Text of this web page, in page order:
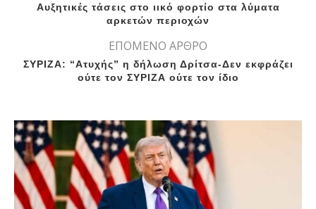
Aυξητικές τάσεις στο ιικό φορτίο στα λύματα
αρκετών περιοχών
ΕΠΟΜΕΝΟ ΑΡΘΡΟ
ΣΥΡΙΖΑ: “Ατυχής” η δήλωση Δρίτσα-Δεν εκφράζει
ούτε τον ΣΥΡΙΖΑ ούτε τον ίδιο